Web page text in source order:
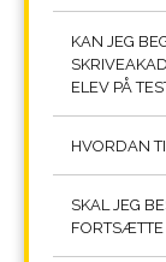
KAN JEG
ELEV PÅ
HVORDAN
SKAL JEG
FORTSÆTTE